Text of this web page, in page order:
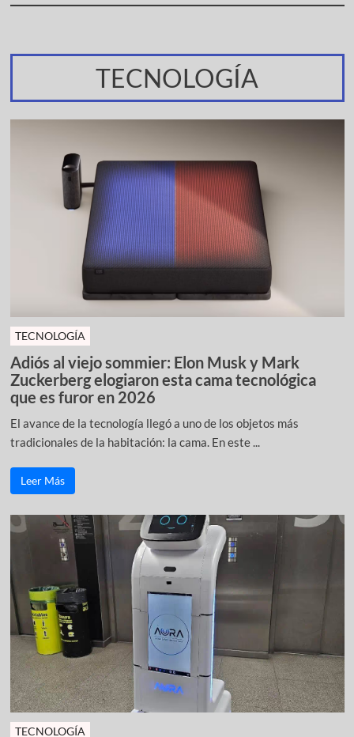
TECNOLOGÍA
TECNOLOGÍA
Adiós al viejo sommier: Elon Musk y Mark
Zuckerberg elogiaron esta cama tecnológica
que es furor en 2026
El avance de la tecnología llegó a uno de los objetos más
tradicionales de la habitación: la cama. En este ...
Leer Más
TECNOLOGÍA